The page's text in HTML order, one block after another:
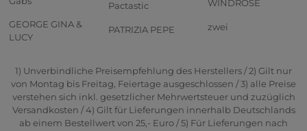
GEORGE GINA &
LUCY
Pactastic
PATRIZIA PEPE
WINDROSE
zwei
1) Unverbindliche Preisempfehlung des Herstellers / 2) Gilt nur
von Montag bis Freitag, Feiertage ausgeschlossen / 3) alle Preise
verstehen sich inkl. gesetzlicher Mehrwertsteuer und zuzüglich
Versandkosten / 4) Gilt für Lieferungen innerhalb Deutschlands
ab einem Bestellwert von 25,- Euro / 5) Für Lieferungen nach